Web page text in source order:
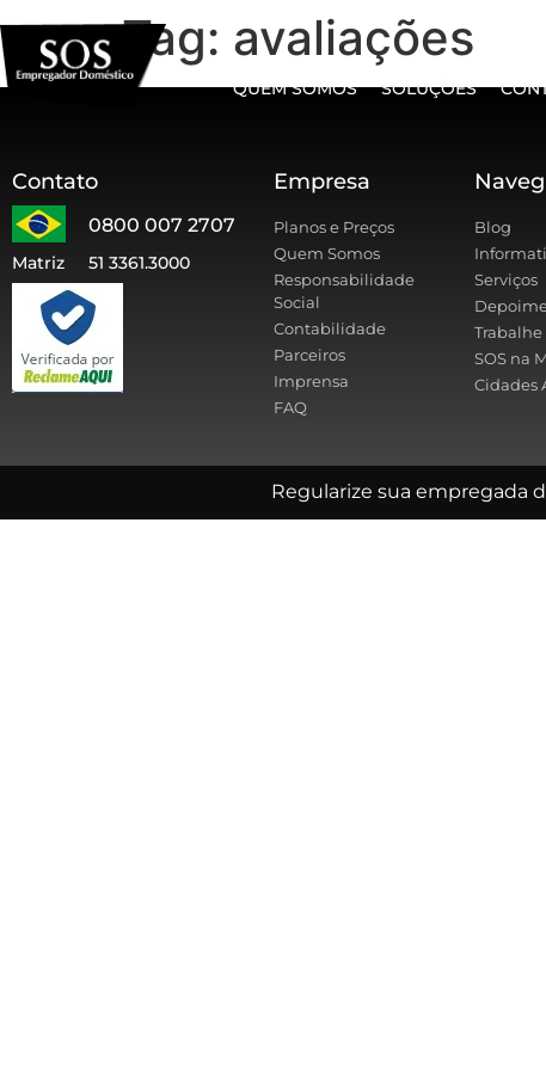
QUEM SOMOS SOLUÇÕES
Tag: avaliações
Contato
0800 007 2707
Matriz 51 3361.3000
Empresa
Planos e Preços
Quem Somos
Responsabilidade
Social
Contabilidade
Parceiros
Imprensa
FAQ
Blog
Serviços
Trabalhe
SOS na
Cidades
Regularize sua empregada